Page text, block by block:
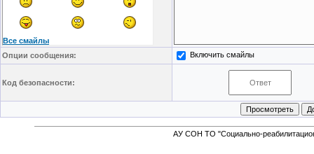
Все смайлы
Опции сообщения:
Включить смайлы
Код безопасности:
АУ СОН ТО "Социально-